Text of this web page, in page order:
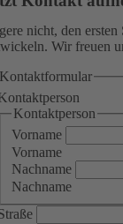
nicht, den
Wir freuen
Kontaktformular
Kontaktperson
Vorname
Vorname
Nachname
Nachname